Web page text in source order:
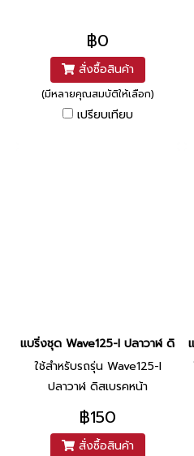
฿0
สั่งซื้อสินค้า
(มีหลายคุณสมบัติให้เลือก)
เปรียบเทียบ
แบริ่งชุด Wave125-I ปลาวาฬ ดิสเ
ใช้สำหรับรถรุ่น Wave125-I
ปลาวาฬ ดิสเบรคหน้า
฿150
สั่งซื้อสินค้า